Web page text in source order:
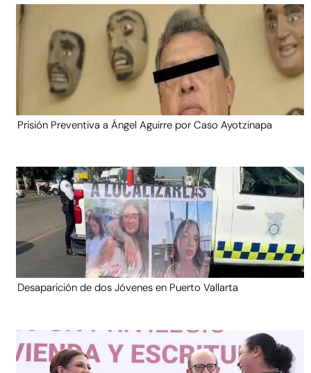
Prisión Preventiva a Ángel Aguirre por Caso Ayotzinapa
Desaparición de dos Jóvenes en Puerto Vallarta